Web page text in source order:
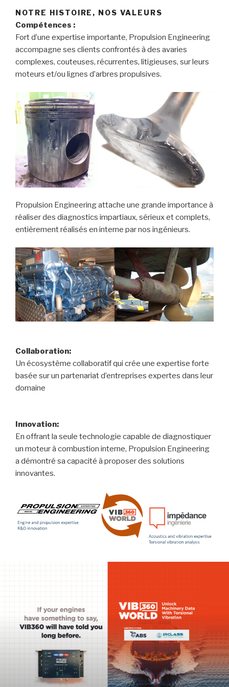
NOTRE HISTOIRE, NOS VALEURS
Compétences :
Fort d’une expertise importante, Propulsion Engineering
accompagne ses clients confrontés à des avaries
complexes, couteuses, récurrentes, litigieuses, sur leurs
moteurs et/ou lignes d’arbres propulsives.
Propulsion Engineering attache une grande importance à
réaliser des diagnostics impartiaux, sérieux et complets,
entièrement réalisés en interne par nos ingénieurs.
Collaboration:
Un écosystème collaboratif qui crée une expertise forte
basée sur un partenariat d’entreprises expertes dans leur
domaine
Innovation:
En offrant la seule technologie capable de diagnostiquer
un moteur à combustion interne, Propulsion Engineering
a démontré sa capacité à proposer des solutions
innovantes.